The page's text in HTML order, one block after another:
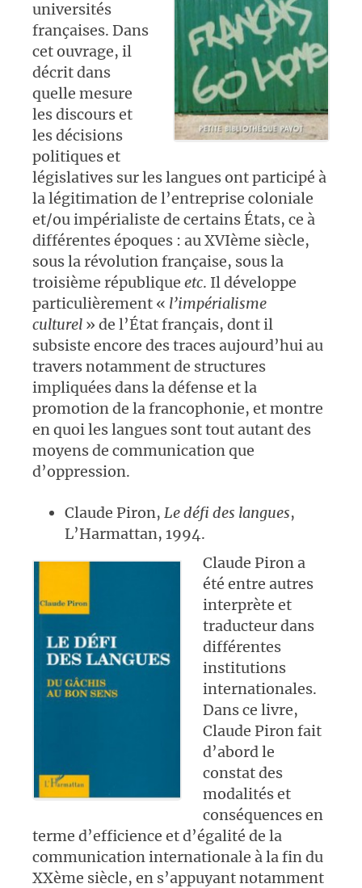
universités
françaises. Dans
cet ouvrage, il
décrit dans
quelle mesure
les discours et
les décisions
politiques et
législatives sur les langues ont participé à
la légitimation de l’entreprise coloniale
et/ou impérialiste de certains États, ce à
différentes époques : au XVIème siècle,
sous la révolution française, sous la
troisième république etc. Il développe
particulièrement « l’impérialisme
culturel » de l’État français, dont il
subsiste encore des traces aujourd’hui au
travers notamment de structures
impliquées dans la défense et la
promotion de la francophonie, et montre
en quoi les langues sont tout autant des
moyens de communication que
d’oppression.
Claude Piron, Le défi des langues,
L’Harmattan, 1994.
Claude Piron a
été entre autres
interprète et
traducteur dans
différentes
institutions
internationales.
Dans ce livre,
Claude Piron fait
d’abord le
constat des
modalités et
conséquences en
terme d’efficience et d’égalité de la
communication internationale à la fin du
XXème siècle, en s’appuyant notamment